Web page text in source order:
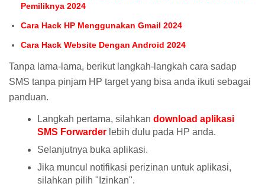
Pemiliknya 2024
Cara Hack HP Menggunakan Gmail 2024
Cara Hack Website Dengan Android 2024
Tanpa lama-lama, berikut langkah-langkah cara sadap
SMS tanpa pinjam HP target yang bisa anda ikuti sebagai
panduan.
Langkah pertama, silahkan download aplikasi
SMS Forwarder lebih dulu pada HP anda.
Selanjutnya buka aplikasi.
Jika muncul notifikasi perizinan untuk aplikasi,
silahkan pilih "Izinkan".